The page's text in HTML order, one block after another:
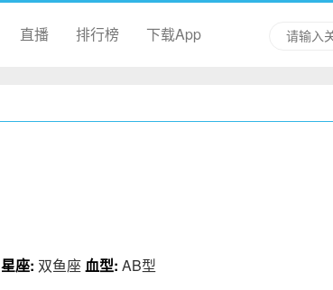
直播 排行榜 下载App
星座: 双鱼座血型: AB型